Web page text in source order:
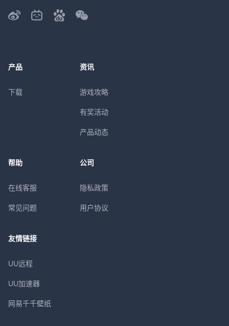
产品
下载
资讯
游戏攻略
有奖活动
产品动态
帮助
在线客服
常见问题
公司
隐私政策
用户协议
友情链接
UU远程
UU加速器
网易千千壁纸